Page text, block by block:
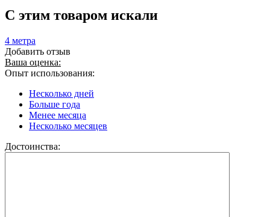
C этим товаром искали
4 метра
Добавить отзыв
Ваша оценка:
Опыт использования:
Несколько дней
Больше года
Менее месяца
Несколько месяцев
Достоинства: